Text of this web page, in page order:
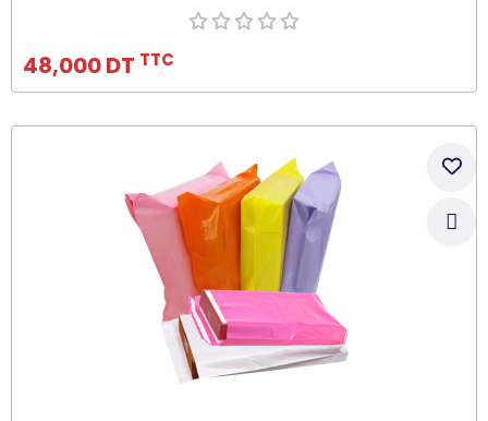
48,000 DT TTC
Ajouter au panier